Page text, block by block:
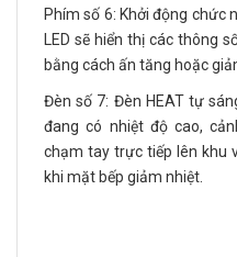
Phím số 6: Khởi động chức
LED sẽ hiển thị các thông
bằng cách ấn tăng hoặc
Đèn số 7: Đèn HEAT tự
đang có nhiệt độ cao,
chạm tay trực tiếp lên khu
khi mặt bếp giảm nhiệt.